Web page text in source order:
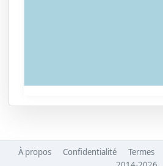
À propos Confidentialité Termes